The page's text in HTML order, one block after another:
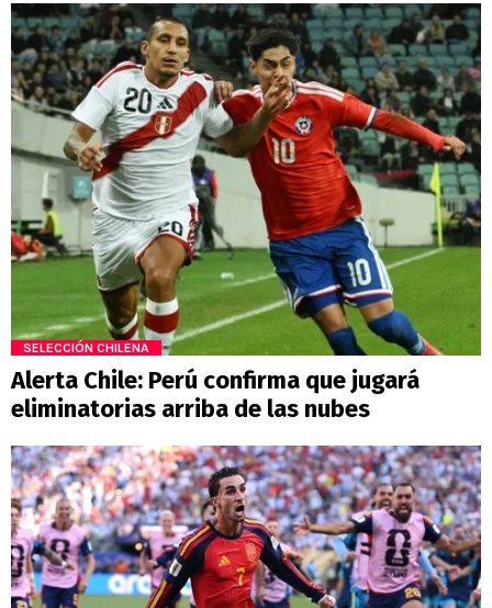
SELECCIÓN CHILENA
Alerta Chile: Perú confirma que jugará
eliminatorias arriba de las nubes